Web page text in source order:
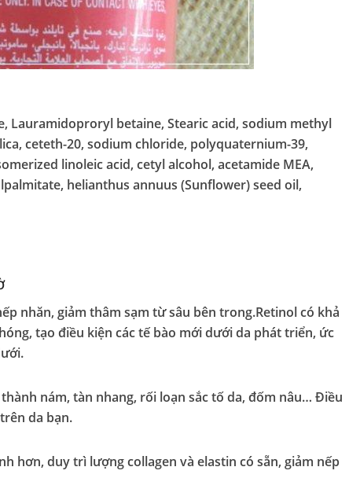
Lauramidoproryl betaine, Stearic acid, sodium methyl
ceteth-20, sodium chloride, polyquaternium-39,
linoleic acid, cetyl alcohol, acetamide MEA,
helianthus annuus (Sunflower) seed oil,
nhăn, giảm thâm sạm từ sâu bên trong.Retinol có khả
tạo điều kiện các tế bào mới dưới da phát triển, ức
nám, tàn nhang, rối loạn sắc tố da, đốm nâu… Điều
da bạn.
hơn, duy trì lượng collagen và elastin có sẵn, giảm nếp